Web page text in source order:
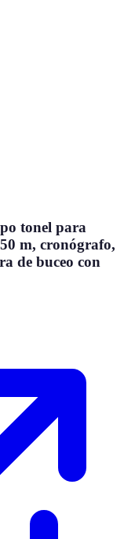
tonel para
m, cronógrafo,
de buceo con